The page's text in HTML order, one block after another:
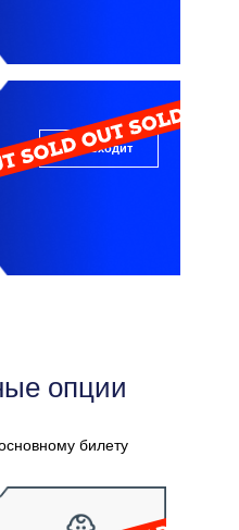
Что входит
опции
билету